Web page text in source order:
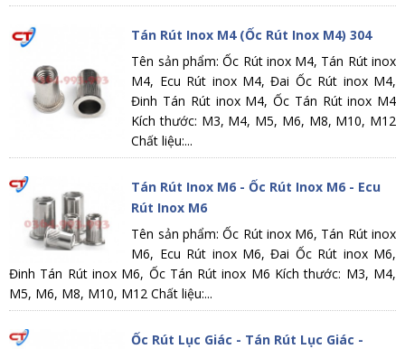
Tán Rút Inox M4 (Ốc Rút Inox M4) 304
Tên sản phẩm: Ốc Rút inox M4, Tán Rút inox
M4, Ecu Rút inox M4, Đai Ốc Rút inox M4,
Đinh Tán Rút inox M4, Ốc Tán Rút inox M4
Kích thước: M3, M4, M5, M6, M8, M10, M12
Chất liệu:...
Tán Rút Inox M6 - Ốc Rút Inox M6 - Ecu
Rút Inox M6
Tên sản phẩm: Ốc Rút inox M6, Tán Rút inox
M6, Ecu Rút inox M6, Đai Ốc Rút inox M6,
Đinh Tán Rút inox M6, Ốc Tán Rút inox M6 Kích thước: M3, M4,
M5, M6, M8, M10, M12 Chất liệu:...
Ốc Rút Lục Giác - Tán Rút Lục Giác -